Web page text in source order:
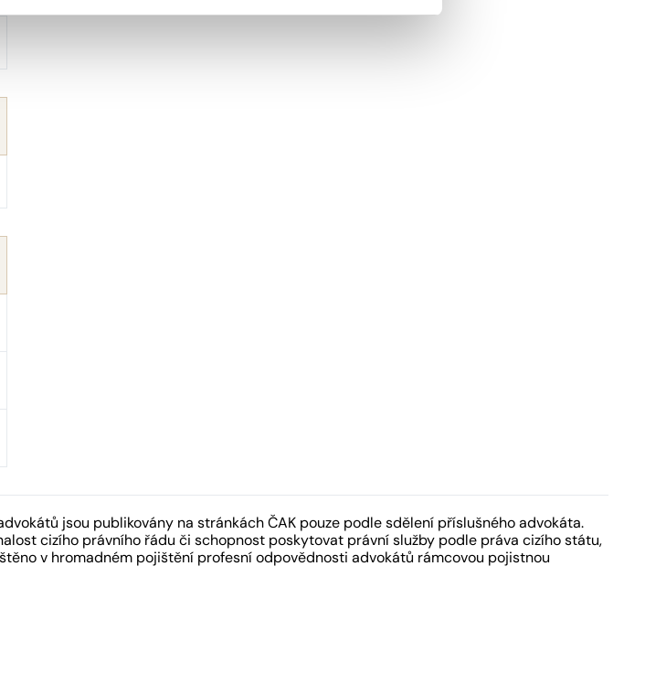
jsou publikovány na stránkách ČAK pouze podle sdělení příslušného advokáta.
cizího právního řádu či schopnost poskytovat právní služby podle práva cizího státu,
v hromadném pojištění profesní odpovědnosti advokátů rámcovou pojistnou